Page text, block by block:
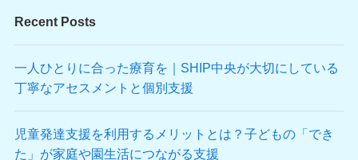
Recent Posts
一人ひとりに合った療育を｜SHIP中央が大切にしている
丁寧なアセスメントと個別支援
児童発達支援を利用するメリットとは？子どもの「でき
た」が家庭や園生活につながる支援